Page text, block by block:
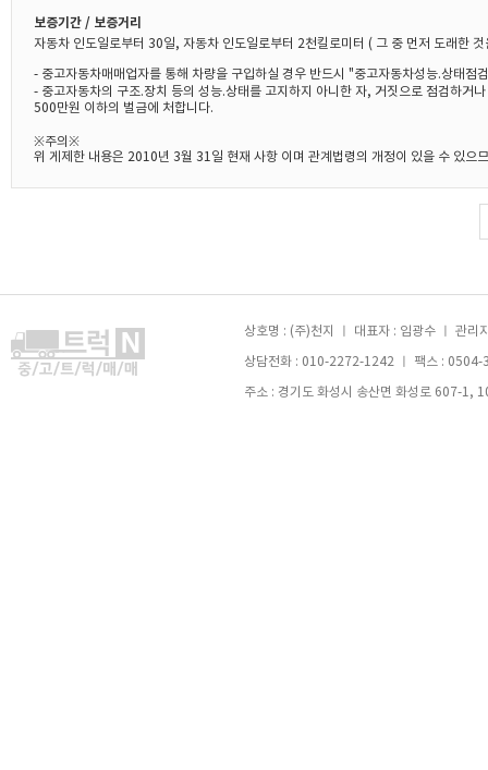
보증기간 / 보증거리
자동차 인도일로부터 30일, 자동차 인도일로부터 2천킬로미터 ( 그 중 먼저 도래한
- 중고자동차매매업자를 통해 차량을 구입하실 경우 반드시 "중고자동차성능.상태
- 중고자동차의 구조.장치 등의 성능.상태를 고지하지 아니한 자, 거짓으로 점검하
500만원 이하의 벌금에 처합니다.
※주의※
위 게제한 내용은 2010년 3월 31일 현재 사항 이며 관계법령의 개정이 있을 수 있으
상호명 : (주)천지 ㅣ 대표자 : 임광수 ㅣ 관
상담전화 : 010-2272-1242 ㅣ 팩스 :
주소 : 경기도 화성시 송산면 화성로 607-